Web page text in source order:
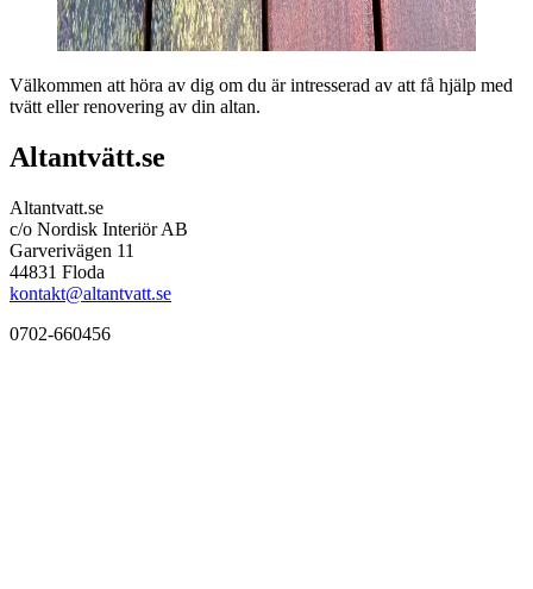
Välkommen att höra av dig om du är intresserad av att få hjälp med
tvätt eller renovering av din altan.
Altantvätt.se
Altantvatt.se
c/o Nordisk Interiör AB
Garverivägen 11
44831 Floda
kontakt@altantvatt.se
0702-660456